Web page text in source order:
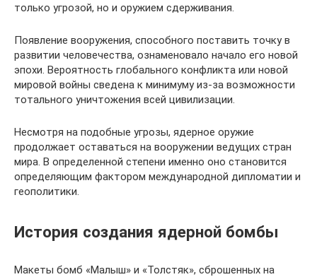
только угрозой, но и оружием сдерживания.
Появление вооружения, способного поставить точку в
развитии человечества, ознаменовало начало его новой
эпохи. Вероятность глобального конфликта или новой
мировой войны сведена к минимуму из-за возможности
тотального уничтожения всей цивилизации.
Несмотря на подобные угрозы, ядерное оружие
продолжает оставаться на вооружении ведущих стран
мира. В определенной степени именно оно становится
определяющим фактором международной дипломатии и
геополитики.
История создания ядерной бомбы
Макеты бомб «Малыш» и «Толстяк», сброшенных на